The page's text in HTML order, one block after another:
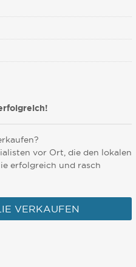
vor Ort, die den lokalen
erfolgreich und rasch
VERKAUFEN